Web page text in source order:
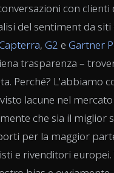
con clienti
del sentiment da siti
, G2 e Gartner
trasparenza –
Perché? L'abbiamo
lacune nel mercato
che sia il miglior
per la maggior
e rivenditori europei.